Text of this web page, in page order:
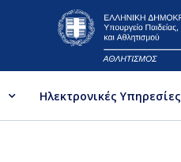
Ηλεκτρονικές Υπηρεσίες